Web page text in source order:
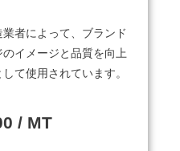
者によって、ブランド
イメージと品質を向上
て使用されています。
/ MT